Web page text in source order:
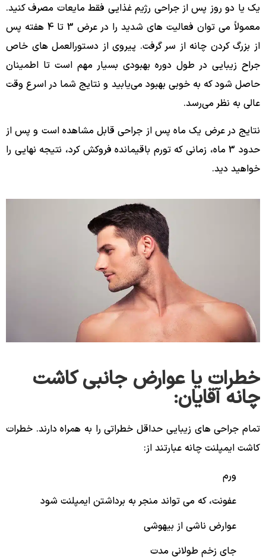
یک یا دو روز پس از جراحی رژیم غذایی فقط مایعات مصرف کنید.
معمولاً می توان فعالیت های شدید را در عرض 3 تا 4 هفته پس
از بزرگ کردن چانه از سر گرفت. پیروی از دستورالعمل ‌های خاص
جراح زیبایی در طول دوره بهبودی بسیار مهم است تا اطمینان
حاصل شود که به خوبی بهبود می‌یابید و نتایج شما در اسرع وقت
عالی به نظر می‌رسد.
نتایج در عرض یک ماه پس از جراحی قابل مشاهده است و پس از
حدود 3 ماه، زمانی که تورم باقیمانده فروکش کرد، نتیجه نهایی را
خواهید دید.
خطرات یا عوارض جانبی کاشت
چانه آقایان:
تمام جراحی های زیبایی حداقل خطراتی را به همراه دارند. خطرات
کاشت ایمپلنت چانه عبارتند از:
ورم
عفونت، که می تواند منجر به برداشتن ایمپلنت شود
عوارض ناشی از بیهوشی
جای زخم طولانی مدت